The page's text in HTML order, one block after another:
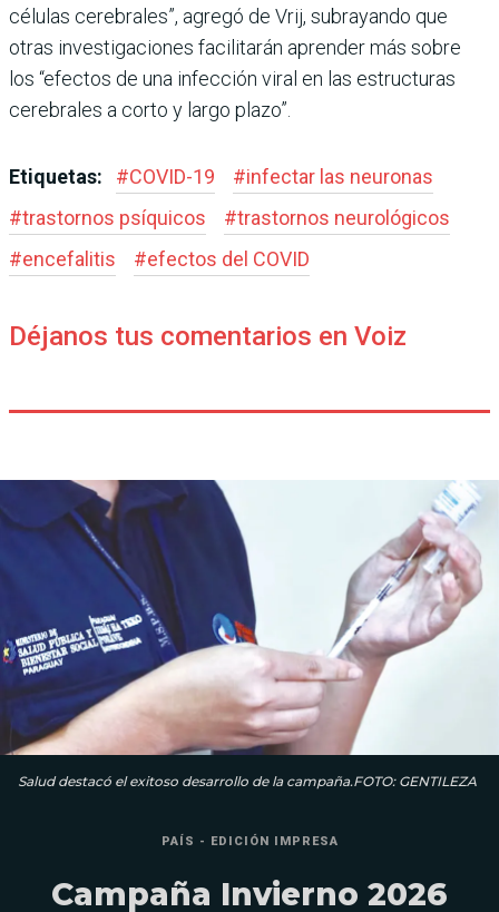
células cerebrales”, agregó de Vrij, subrayando que
otras investigaciones facilitarán aprender más sobre
los “efectos de una infección viral en las estructuras
cerebrales a corto y largo plazo”.
Etiquetas: #COVID-19 #infectar las neuronas
#trastornos psíquicos #trastornos neurológicos
#encefalitis #efectos del COVID
Déjanos tus comentarios en Voiz
Salud destacó el exitoso desarrollo de la campaña.FOTO: GENTILEZA
PAÍS - EDICIÓN IMPRESA
Campaña Invierno 2026